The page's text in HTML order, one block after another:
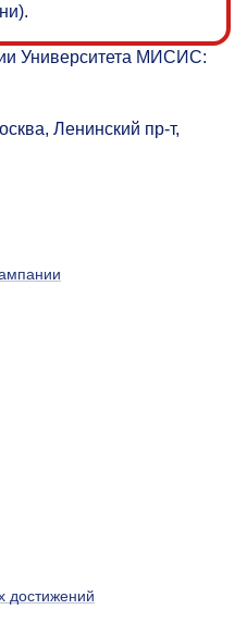
Университета МИСИС:
Ленинский пр-т,
достижений